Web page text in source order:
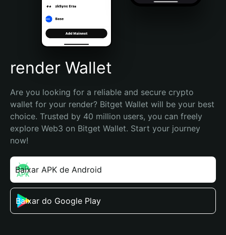
Português (Brasil)
Español (Argentina)
render Wallet
Are you looking for a reliable and secure crypto
wallet for your render? Bitget Wallet will be your best
choice. Trusted by 40 million users, you can freely
explore Web3 on Bitget Wallet. Start your journey
now!
Baixar APK de Android
Baixar do Google Play